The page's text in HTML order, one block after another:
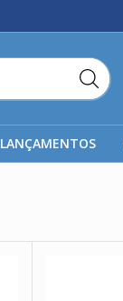
LANÇAMENTOS